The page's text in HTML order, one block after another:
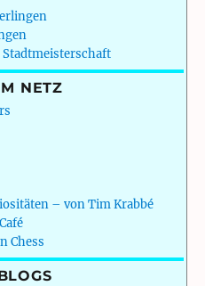
NETZ
– von Tim Krabbé
Chess